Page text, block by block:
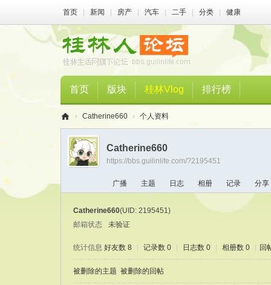
首页 新闻 房产 汽车 二手 分类 健康
首页 版块 桂林Vlog 排行榜
桂
林
人
› Catherine660 › 个人资料
Catherine660
https://bbs.guilinlife.com/?2195451
广播 主题 日志 相册 记录 分享
Catherine660(UID: 2195451)
邮箱状态
未验证
统计信息 好友数 8 记录数 0 日志数 0 相册数 0 回
被删除的主题 被删除的回帖